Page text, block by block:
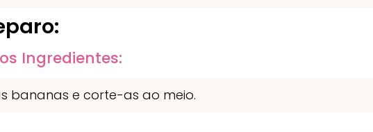
Ingredientes:
bananas e corte-as ao meio.